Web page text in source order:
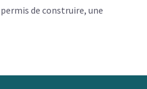
de construire, une